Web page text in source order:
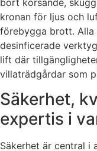
kronan för ljus och
förebygga brott. Alla
desinficerade
lift där
villaträdgårdar som
Säkerhet,
expertis i
Säkerhet är central i